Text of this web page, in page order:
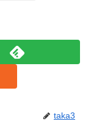
taka3